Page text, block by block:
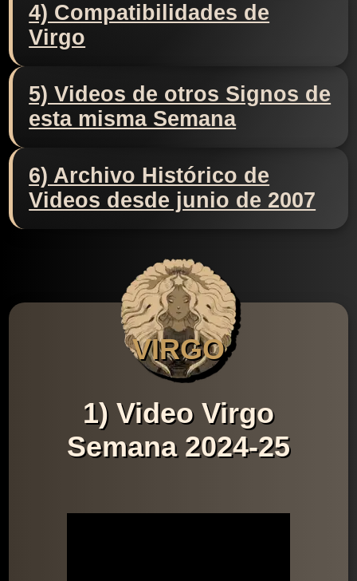
4) Compatibilidades de
Virgo
5) Videos de otros Signos de
esta misma Semana
6) Archivo Histórico de
Videos desde junio de 2007
VIRGO
1) Video Virgo
Semana 2024-25